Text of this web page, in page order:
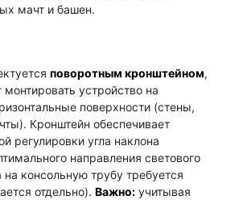
мачт и башен.
поворотным кронштейном,
устройство на
поверхности (стены,
Кронштейн обеспечивает
регулировки угла наклона
направления светового
консольную трубу требуется
отдельно). Важно: учитывая